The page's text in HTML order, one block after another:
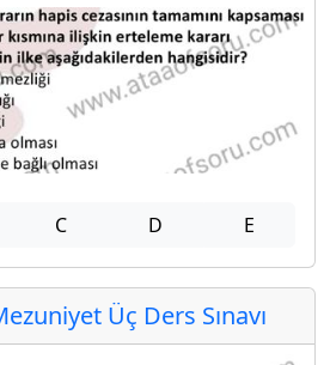
C D E
Üç Ders Sınavı